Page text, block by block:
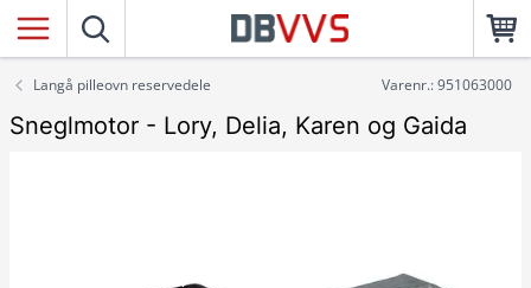
Langå pilleovn reservedele Varenr.: 951063000
Sneglmotor - Lory, Delia, Karen og Gaida